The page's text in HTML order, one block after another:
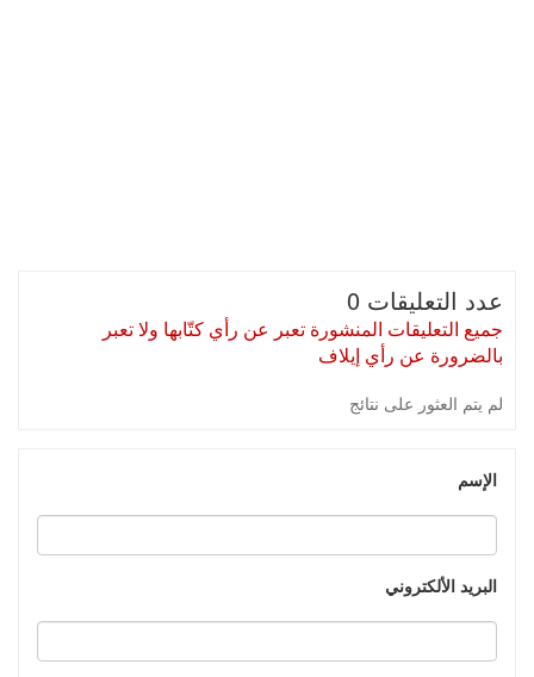
عدد التعليقات 0
جميع التعليقات المنشورة تعبر عن رأي كتّابها ولا تعبر
بالضرورة عن رأي إيلاف
لم يتم العثور على نتائج
الإسم
البريد الألكتروني